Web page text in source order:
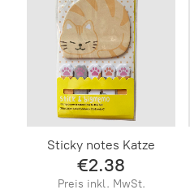
Sticky notes Katze
€2.38
Preis inkl. MwSt.